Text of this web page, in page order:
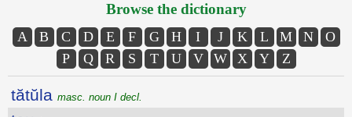
Browse the dictionary
A B C D E F G H I J K L M N
O
P
Q R S T U V W X Y Z
tătŭla masc. noun I decl.